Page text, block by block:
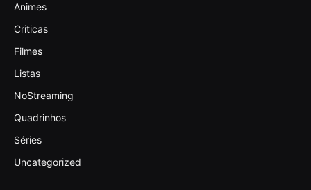
Animes
Criticas
Filmes
Listas
NoStreaming
Quadrinhos
Séries
Uncategorized